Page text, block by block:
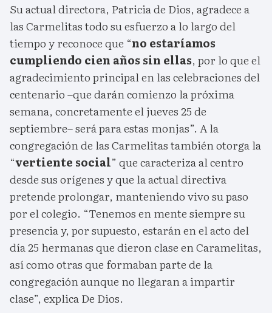
Su actual directora, Patricia de Dios, agradece a
las Carmelitas todo su esfuerzo a lo largo del
tiempo y reconoce que “no estaríamos
cumpliendo cien años sin ellas, por lo que el
agradecimiento principal en las celebraciones del
centenario –que darán comienzo la próxima
semana, concretamente el jueves 25 de
septiembre– será para estas monjas”. A la
congregación de las Carmelitas también otorga la
“vertiente social” que caracteriza al centro
desde sus orígenes y que la actual directiva
pretende prolongar, manteniendo vivo su paso
por el colegio. “Tenemos en mente siempre su
presencia y, por supuesto, estarán en el acto del
día 25 hermanas que dieron clase en Caramelitas,
así como otras que formaban parte de la
congregación aunque no llegaran a impartir
clase”, explica De Dios.